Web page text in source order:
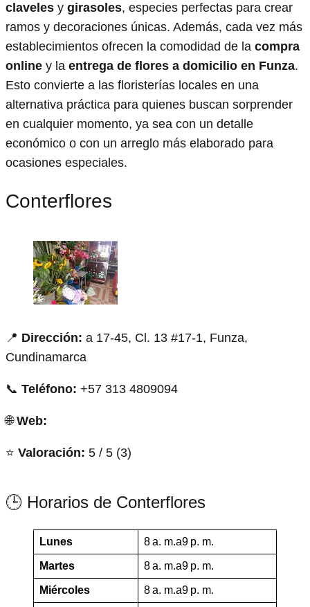
claveles y girasoles, especies perfectas para crear
ramos y decoraciones únicas. Además, cada vez más
establecimientos ofrecen la comodidad de la compra
online y la entrega de flores a domicilio en Funza.
Esto convierte a las floristerías locales en una
alternativa práctica para quienes buscan sorprender
en cualquier momento, ya sea con un detalle
económico o con un arreglo más elaborado para
ocasiones especiales.
Conterflores
📍 Dirección: a 17-45, Cl. 13 #17-1, Funza,
Cundinamarca
📞 Teléfono: +57 313 4809094
🌐Web:
⭐ Valoración: 5 / 5 (3)
🕒 Horarios de Conterflores
Lunes 8 a. m.a9 p. m.
Martes 8 a. m.a9 p. m.
Miércoles 8 a. m.a9 p. m.